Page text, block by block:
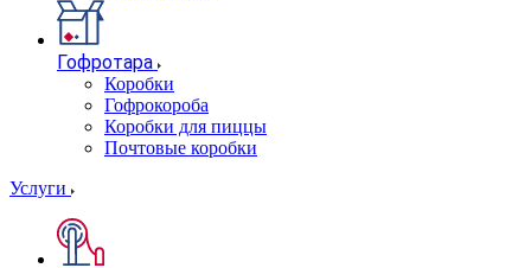
Гофротара
Коробки
Гофрокороба
Коробки для пиццы
Почтовые коробки
Услуги